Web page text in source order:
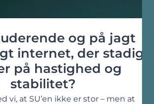
og på jagt
internet, der stadig
på hastighed og
stabilitet?
vi, at SU’en ikke er stor – men at